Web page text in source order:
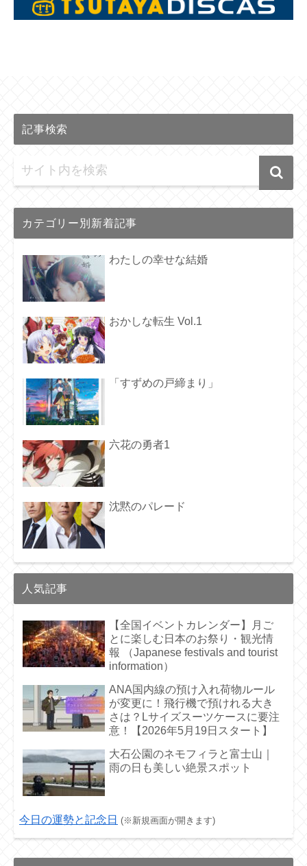
記事検索
カテゴリー別新着記事
わたしの幸せな結婚
おかしな転生 Vol.1
「すずめの戸締まり」
六花の勇者1
沈黙のパレード
人気記事
【全国イベントカレンダー】月ご
とに楽しむ日本のお祭り・観光情
報 （Japanese festivals and tourist
information）
ANA国内線の預け入れ荷物ルール
が変更に！飛行機で預けれる大き
さは？Lサイズスーツケースに要注
意！【2026年5月19日スタート】
大石公園のネモフィラと富士山｜
雨の日も美しい絶景スポット
今日の運勢と記念日 (※新規画面が開きます)